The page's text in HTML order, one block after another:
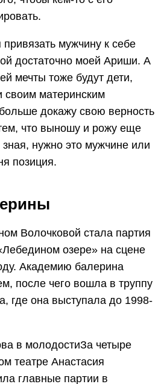
мужчину к себе
достаточно моей Ариши. А
мечты тоже будут дети,
своим материнским
докажу свою верность
что выношу и рожу еще
нужно это мужчине или
позиция.
Волочковой стала партия
озере» на сцене
Академию балерина
после чего вошла в труппу
где она выступала до 1998-
в молодостиЗа четыре
театре Анастасия
главные партии в